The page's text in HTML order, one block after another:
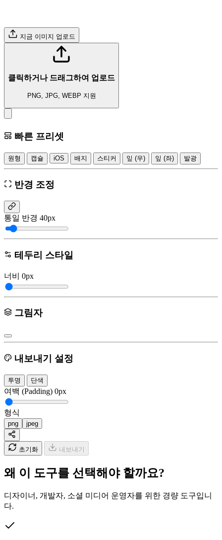
지금 이미지 업로드
클릭하거나 드래그하여 업로드
PNG, JPG, WEBP 지원
빠른 프리셋
원형 캡슐 iOS 배지 스티커 잎 (우) 잎 (좌) 발광
반경 조정
통일 반경 40px
테두리 스타일
너비 0px
그림자
내보내기 설정
투명 단색
여백 (Padding) 0px
형식
png jpeg
초기화 내보내기
왜 이 도구를 선택해야 할까요?
디자이너, 개발자, 소셜 미디어 운영자를 위한 경량 도구입니
다.